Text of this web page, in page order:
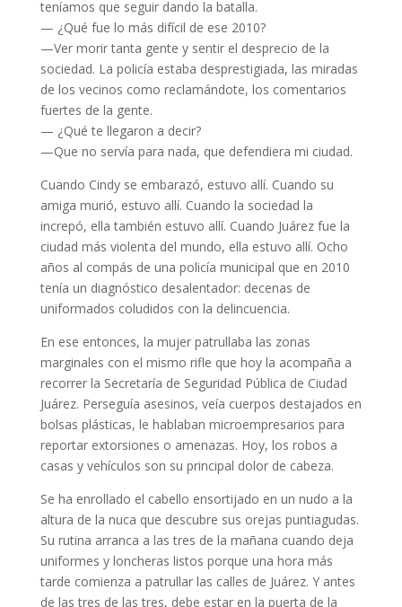
teníamos que seguir dando la batalla.
— ¿Qué fue lo más difícil de ese 2010?
—Ver morir tanta gente y sentir el desprecio de la
sociedad. La policía estaba desprestigiada, las miradas
de los vecinos como reclamándote, los comentarios
fuertes de la gente.
— ¿Qué te llegaron a decir?
—Que no servía para nada, que defendiera mi ciudad.
Cuando Cindy se embarazó, estuvo allí. Cuando su
amiga murió, estuvo allí. Cuando la sociedad la
increpó, ella también estuvo allí. Cuando Juárez fue la
ciudad más violenta del mundo, ella estuvo allí. Ocho
años al compás de una policía municipal que en 2010
tenía un diagnóstico desalentador: decenas de
uniformados coludidos con la delincuencia.
En ese entonces, la mujer patrullaba las zonas
marginales con el mismo rifle que hoy la acompaña a
recorrer la Secretaría de Seguridad Pública de Ciudad
Juárez. Perseguía asesinos, veía cuerpos destajados en
bolsas plásticas, le hablaban microempresarios para
reportar extorsiones o amenazas. Hoy, los robos a
casas y vehículos son su principal dolor de cabeza.
Se ha enrollado el cabello ensortijado en un nudo a la
altura de la nuca que descubre sus orejas puntiagudas.
Su rutina arranca a las tres de la mañana cuando deja
uniformes y loncheras listos porque una hora más
tarde comienza a patrullar las calles de Juárez. Y antes
de las tres de las tres, debe estar en la puerta de la